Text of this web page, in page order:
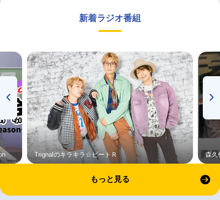
新着ラジオ番組
Trignalのキラキラ☆ビートＲ 森久
もっと見る